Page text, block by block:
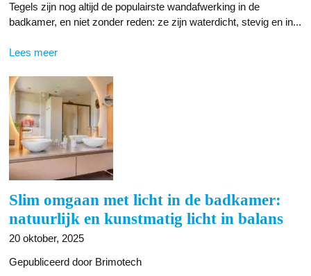
Tegels zijn nog altijd de populairste wandafwerking in de
badkamer, en niet zonder reden: ze zijn waterdicht, stevig en in...
Lees meer
Slim omgaan met licht in de badkamer:
natuurlijk en kunstmatig licht in balans
20 oktober, 2025
Gepubliceerd door Brimotech